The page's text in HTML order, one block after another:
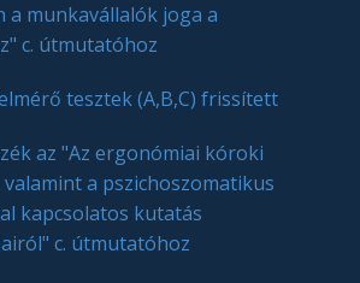
a munkavállalók joga a
c. útmutatóhoz
tesztek (A,B,C) frissített
az "Az ergonómiai kóroki
a pszichoszomatikus
kapcsolatos kutatás
c. útmutatóhoz